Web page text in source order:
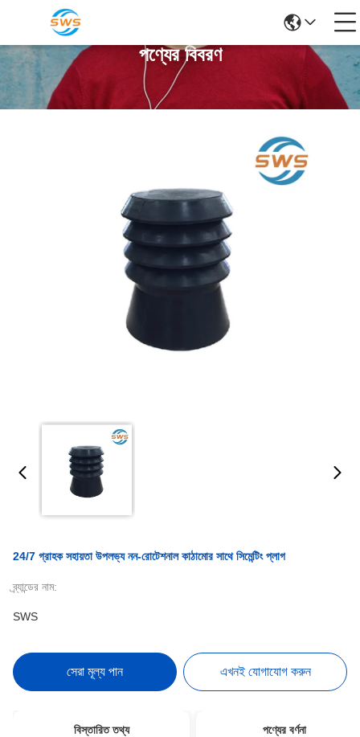
পণ্যের বিবরণ
24/7 গ্রাহক সহায়তা উপলভ্য নন-রোটেশনাল কাঠামোর সাথে সিমেন্টিং প্লাগ
ব্র্যান্ডের নাম:
SWS
সেরা মূল্য পান এখনই যোগাযোগ করুন
বিস্তারিত তথ্য পণ্যের বর্ণনা